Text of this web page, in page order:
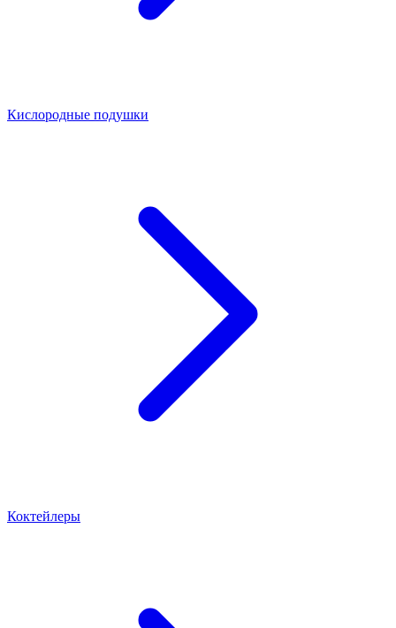
Кислородные подушки
Коктейлеры